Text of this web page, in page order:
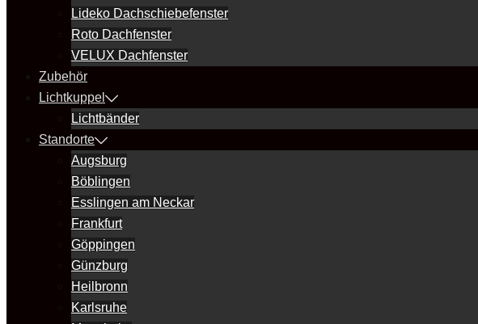
Lideko Dachschiebefenster
Roto Dachfenster
VELUX Dachfenster
Zubehör
Lichtkuppel
Lichtbänder
Standorte
Augsburg
Böblingen
Esslingen am Neckar
Frankfurt
Göppingen
Günzburg
Heilbronn
Karlsruhe